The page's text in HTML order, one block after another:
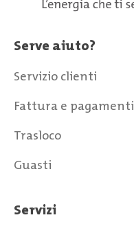
Serve aiuto?
Servizio clienti
Fattura e pagamenti
Trasloco
Guasti
Servizi